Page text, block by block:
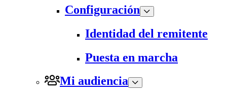
Configuración
Identidad del remitente
Puesta en marcha
Mi audiencia